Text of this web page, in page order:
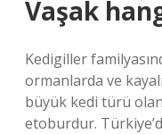
Vaşak
Kedigiller
ormanlarda ve
büyük kedi türü
etoburdur.